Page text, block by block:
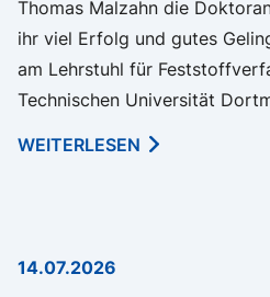
Thomas Malzahn die
ihr viel Erfolg und gutes
am Lehrstuhl für
Technischen Universität
WEITERLESEN
14.07.2026